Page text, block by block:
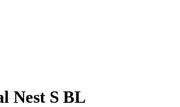
Nest S BL